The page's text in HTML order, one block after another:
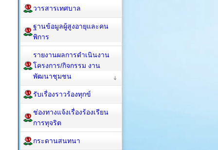
วารสารเทศบาล
ฐานข้อมูลผู้สูงอายุและคน
พิการ
รายงานผลการดำเนินงาน
โครงการ/กิจกรรม งาน
พัฒนาชุมชน
รับเรื่องราวร้องทุกข์
ช่องทางแจ้งเรื่องร้องเรียน
การทุจริต
กระดานสนทนา